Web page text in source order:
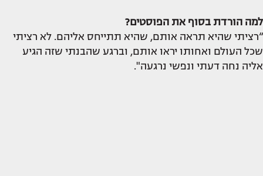
למה הורדת בסוף את הפוסטים?
“רציתי שהיא תראה אותם, שהיא תתייחס אליהם. לא רציתי
שכל העולם ואחותו יראו אותם, וברגע שהבנתי שזה הגיע
אליה נחה דעתי ונפשי נרגעה".